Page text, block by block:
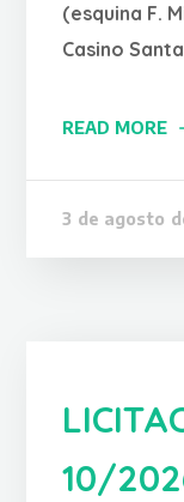
(esquina F.
Casino
READ MORE
3 de agosto
10/